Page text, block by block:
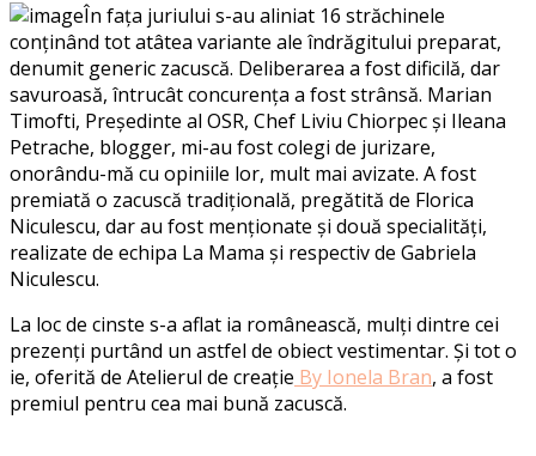
În fața juriului s-au aliniat 16 străchinele
conținând tot atâtea variante ale îndrăgitului preparat,
denumit generic zacuscă. Deliberarea a fost dificilă, dar
savuroasă, întrucât concurența a fost strânsă. Marian
Timofti, Președinte al OSR, Chef Liviu Chiorpec și Ileana
Petrache, blogger, mi-au fost colegi de jurizare,
onorându-mă cu opiniile lor, mult mai avizate. A fost
premiată o zacuscă tradițională, pregătită de Florica
Niculescu, dar au fost menționate și două specialități,
realizate de echipa La Mama și respectiv de Gabriela
Niculescu.
La loc de cinste s-a aflat ia românească, mulți dintre cei
prezenți purtând un astfel de obiect vestimentar. Și tot o
ie, oferită de Atelierul de creație By Ionela Bran, a fost
premiul pentru cea mai bună zacuscă.